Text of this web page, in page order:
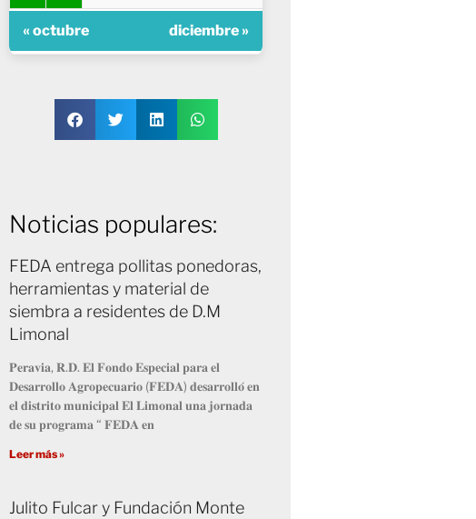
« octubre diciembre »
Noticias populares:
FEDA entrega pollitas ponedoras,
herramientas y material de
siembra a residentes de D.M
Limonal
𝐏𝐞𝐫𝐚𝐯𝐢𝐚, 𝐑.𝐃. 𝐄𝐥 𝐅𝐨𝐧𝐝𝐨 𝐄𝐬𝐩𝐞𝐜𝐢𝐚𝐥 𝐩𝐚𝐫𝐚 𝐞𝐥
𝐃𝐞𝐬𝐚𝐫𝐫𝐨𝐥𝐥𝐨 𝐀𝐠𝐫𝐨𝐩𝐞𝐜𝐮𝐚𝐫𝐢𝐨 (𝐅𝐄𝐃𝐀) 𝐝𝐞𝐬𝐚𝐫𝐫𝐨𝐥𝐥𝐨́ 𝐞𝐧
𝐞𝐥 𝐝𝐢𝐬𝐭𝐫𝐢𝐭𝐨 𝐦𝐮𝐧𝐢𝐜𝐢𝐩𝐚𝐥 𝐄𝐥 𝐋𝐢𝐦𝐨𝐧𝐚𝐥 𝐮𝐧𝐚 𝐣𝐨𝐫𝐧𝐚𝐝𝐚
𝐝𝐞 𝐬𝐮 𝐩𝐫𝐨𝐠𝐫𝐚𝐦𝐚 “ 𝐅𝐄𝐃𝐀 𝐞𝐧
Leer más »
Julito Fulcar y Fundación Monte